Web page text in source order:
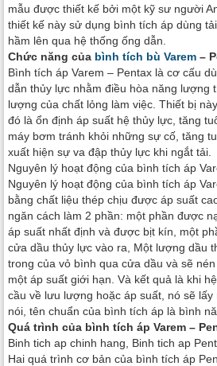
mẫu được thiết kế bởi một kỹ sư người
thiết kế này sử dụng bình tích áp dùng
hầm lên qua hệ thống ống dẫn.
Chức năng của bình tích bù Varem –
Bình tích áp Varem – Pentax là cơ cấu
dẫn thủy lực nhằm điều hòa năng lượng
lượng của chất lỏng làm việc. Thiết bị
đó là ổn định áp suất hệ thủy lực, tăng
máy bơm tránh khỏi những sự cố, tăng
xuất hiện sự va đập thủy lực khi ngắt tải.
Nguyên lý hoạt động của bình tích áp
Nguyên lý hoạt động của bình tích áp
bằng chất liệu thép chịu được áp suất
ngăn cách làm 2 phần: một phần được
áp suất nhất định và được bịt kín, một
cửa dầu thủy lực vào ra, Một lượng dầu
trong của vỏ bình qua cửa dầu và sẽ
một áp suất giới hạn. Và kết quả là khi
cầu về lưu lượng hoặc áp suất, nó sẽ
nói, tên chuẩn của bình tích áp là bình
Quá trình của bình tích áp Varem –
Binh tich ap chinh hang, Binh tich ap
Hai quá trình cơ bản của bình tích áp